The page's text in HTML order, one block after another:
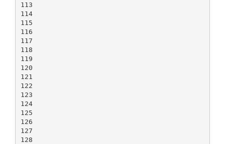
113
114
115
116
117
118
119
120
121
122
123
124
125
126
127
128